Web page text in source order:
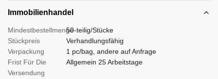
Immobilienhandel
Mindestbestellmenge50-teilig/Stücke
Stückpreis
Verhandlungsfähig
Verpackung
1 pc/bag, andere auf Anfrage
Frist Für Die
Versendung
Allgemein 25 Arbeitstage